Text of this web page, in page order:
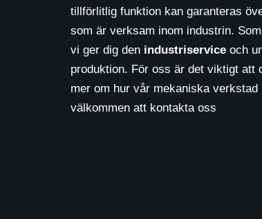
tillförlitlig funktion kan garanteras
som är verksam inom industrin.
vi ger dig den industriservice och
produktion. För oss är det viktigt att
mer om hur vår mekaniska
välkommen att kontakta oss